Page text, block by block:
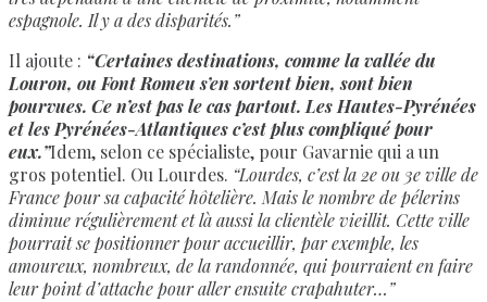
espagnole. Il y a des disparités.”
Il ajoute : “Certaines destinations, comme la vallée du
Louron, ou Font Romeu s’en sortent bien, sont bien
pourvues. Ce n’est pas le cas partout. Les Hautes-Pyrénées
et les Pyrénées-Atlantiques c’est plus compliqué pour
eux.”Idem, selon ce spécialiste, pour Gavarnie qui a un
gros potentiel. Ou Lourdes. “Lourdes, c’est la 2e ou 3e ville de
France pour sa capacité hôtelière. Mais le nombre de pélerins
diminue régulièrement et là aussi la clientèle vieillit. Cette ville
pourrait se positionner pour accueillir, par exemple, les
amoureux, nombreux, de la randonnée, qui pourraient en faire
leur point d’attache pour aller ensuite crapahuter…”